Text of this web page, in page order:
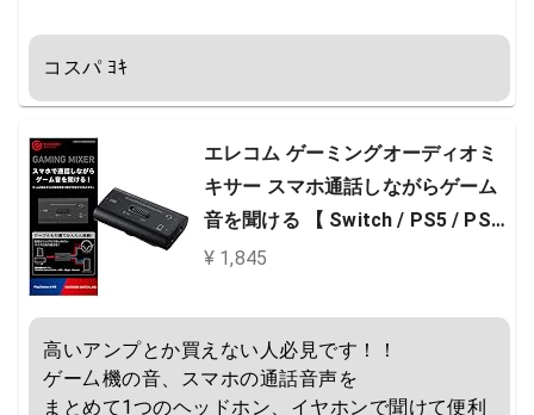
コスパ ﾖｷ
エレコム ゲーミングオーディオミ
キサー スマホ通話しながらゲーム
音を聞ける 【 Switch / PS5 / PS4
】 デジタルミキサー HSAD-GM30
¥ 1,845
高いアンプとか買えない人必見です！！
ゲー厶機の音、スマホの通話音声を
まとめて1つのヘッドホン、イヤホンで聞けて便利